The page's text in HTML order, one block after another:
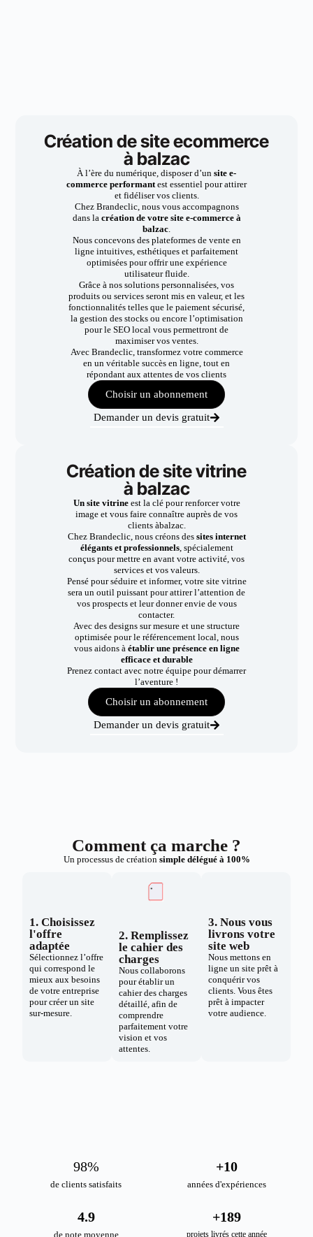
Création de site ecommerce
à balzac
À l’ère du numérique, disposer d’un site e-
commerce performantest essentiel pour attirer
et fidéliser vos clients.
Chez Brandeclic, nous vous accompagnons
dans la création de votre site e-commerce à
balzac.
Nous concevons des plateformes de vente en
ligne intuitives, esthétiques et parfaitement
optimisées pour offrir une expérience
utilisateur fluide.
Grâce à nos solutions personnalisées, vos
produits ou services seront mis en valeur, et les
fonctionnalités telles que le paiement sécurisé,
la gestion des stocks ou encore l’optimisation
pour le SEO local vous permettront de
maximiser vos ventes.
Avec Brandeclic, transformez votre commerce
en un véritable succès en ligne, tout en
répondant aux attentes de vos clients
Choisir un abonnement
Demander un devis gratuit
Création de site vitrine
à balzac
Un site vitrineest la clé pour renforcer votre
image et vous faire connaître auprès de vos
clients àbalzac.
Chez Brandeclic, nous créons dessites internet
élégants et professionnels, spécialement
conçus pour mettre en avant votre activité, vos
services et vos valeurs.
Pensé pour séduire et informer, votre site vitrine
sera un outil puissant pour attirer l’attention de
vos prospects et leur donner envie de vous
contacter.
Avec des designs sur mesure et une structure
optimisée pour le référencement local, nous
vous aidons à établir une présence en ligne
efficace et durable
Prenez contact avec notre équipe pour démarrer
l’aventure !
Choisir un abonnement
Demander un devis gratuit
Comment ça marche ?
Un processus de création simple délégué à 100%
1. Choisissez
l'offre
adaptée
Sélectionnez l’offre
qui correspond le
mieux aux besoins
de votre entreprise
pour créer un site
sur-mesure.
2. Remplissez
le cahier des
charges
Nous collaborons
pour établir un
cahier des charges
détaillé, afin de
comprendre
parfaitement votre
vision et vos
attentes.
3. Nous vous
livrons votre
site web
Nous mettons en
ligne un site prêt à
conquérir vos
clients. Vous êtes
prêt à impacter
votre audience.
de clients satisfaits
98%
années d'expériences
+10
de note moyenne
4.9
projets livrés cette année
+189